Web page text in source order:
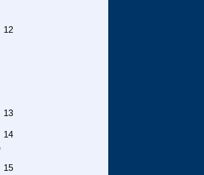
12
13
14
15